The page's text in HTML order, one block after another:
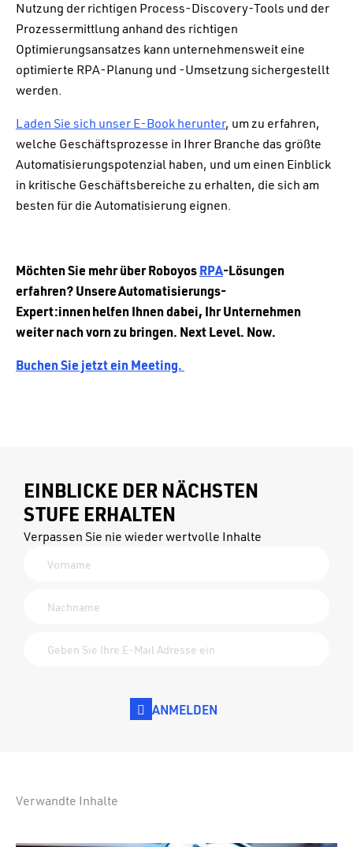
Nutzung der richtigen Process-Discovery-Tools und der
Prozessermittlung anhand des richtigen
Optimierungsansatzes kann unternehmensweit eine
optimierte RPA-Planung und -Umsetzung sichergestellt
werden.
Laden Sie sich unser E-Book herunter, um zu erfahren,
welche Geschäftsprozesse in Ihrer Branche das größte
Automatisierungspotenzial haben, und um einen Einblick
in kritische Geschäftsbereiche zu erhalten, die sich am
besten für die Automatisierung eignen.
Möchten Sie mehr über RoboyosRPA-Lösungen
erfahren? Unsere Automatisierungs-
Expert:innen helfen Ihnen dabei, Ihr Unternehmen
weiter nach vorn zu bringen. Next Level. Now.
Buchen Sie jetzt ein Meeting.
EINBLICKE DER NÄCHSTEN
STUFE ERHALTEN
Verpassen Sie nie wieder wertvolle Inhalte
ANMELDEN
Verwandte Inhalte